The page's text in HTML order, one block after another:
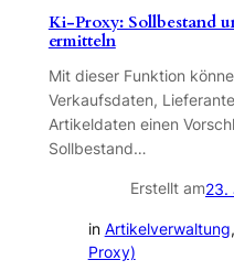
Ki-Proxy: Sollbestand
ermitteln
Mit dieser Funktion
Verkaufsdaten,
Artikeldaten einen
Sollbestand…
Erstellt am23.
in Artikelverwaltung,
Proxy)